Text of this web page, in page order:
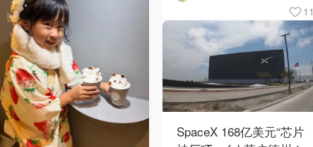
11
SpaceX 168亿美元“芯片